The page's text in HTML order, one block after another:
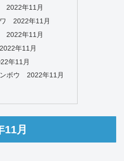
2022年11月
2022年11月
2022年11月
年11月
年11月
ボウ 2022年11月
月